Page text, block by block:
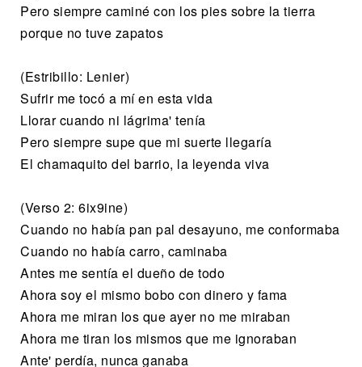
Pero siempre caminé con los pies sobre la tierra
porque no tuve zapatos
(Estribillo: Lenier)
Sufrir me tocó a mí en esta vida
Llorar cuando ni lágrima' tenía
Pero siempre supe que mi suerte llegaría
El chamaquito del barrio, la leyenda viva
(Verso 2: 6ix9ine)
Cuando no había pan pal desayuno, me conformaba
Cuando no había carro, caminaba
Antes me sentía el dueño de todo
Ahora soy el mismo bobo con dinero y fama
Ahora me miran los que ayer no me miraban
Ahora me tiran los mismos que me ignoraban
Ante' perdía, nunca ganaba